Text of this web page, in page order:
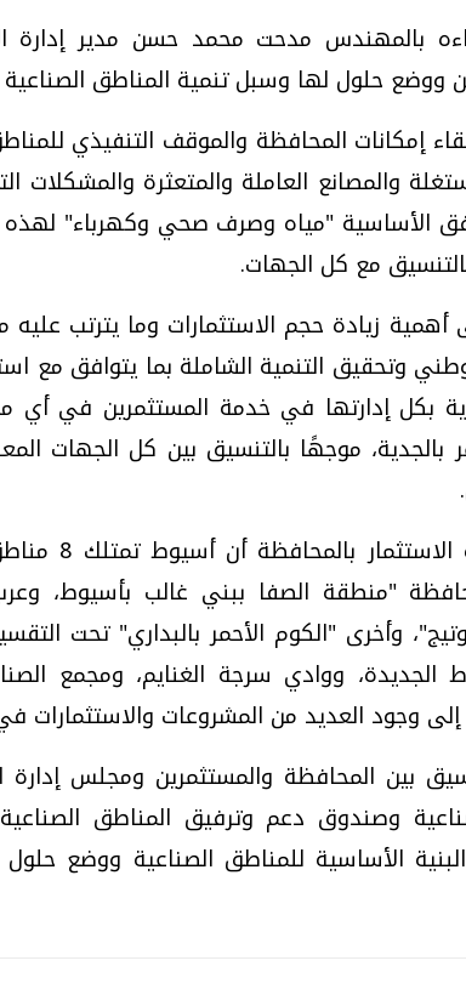
بالمهندس مدحت محمد حسن مدير إدارة
ووضع حلول لها وسبل تنمية المناطق الصناعية
إمكانات المحافظة والموقف التنفيذي
والمصانع العاملة والمتعثرة والمشكلات
الأساسية "مياه وصرف صحي وكهرباء" لهذه
مع كل الجهات.
أهمية زيادة حجم الاستثمارات وما يترتب
بكل إدارتها في خدمة المستثمرين في
بالجدية، موجهًا بالتنسيق بين كل الجهات
"منطقة الصفا ببني غالب بأسيوط، وعرب
وأخرى "الكوم الأحمر بالبداري" تحت
ووادي سرجة الغنايم، ومجمع
وجود العديد من المشروعات والاستثمارات
بين المحافظة والمستثمرين ومجلس إدارة
وصندوق دعم وترفيق المناطق
الأساسية للمناطق الصناعية ووضع
السبت، 01 اغسطس 2026
تحقيقات وحوارات
فيديو.. الإعلام الرقمي.. تقنيات واعدة
وتحديات هائلة
الخميس، 30 يوليو 2026 01:09 م
وكيف